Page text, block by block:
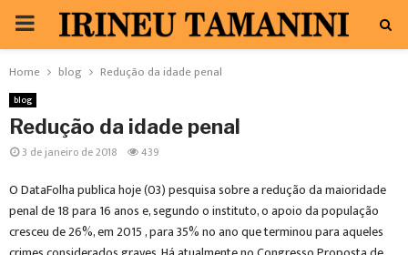
PRIMARY
MENU
Home blog Redução da idade penal
blog
Redução da idade penal
3 de janeiro de 2018 439
O DataFolha publica hoje (03) pesquisa sobre a redução da maioridade
penal de 18 para 16 anos e, segundo o instituto, o apoio da população
cresceu de 26%, em 2015 , para 35% no ano que terminou para aqueles